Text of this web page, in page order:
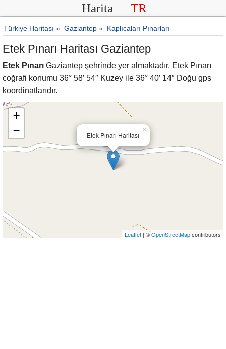
Harita TR
Türkiye Haritası » Gaziantep » Kaplıcaları Pınarları
Etek Pınarı Haritası Gaziantep
Etek Pınarı Gaziantep şehrinde yer almaktadır. Etek Pınarı
coğrafi konumu 36° 58′ 54″ Kuzey ile 36° 40′ 14″ Doğu gps
koordinatlarıdır.
Etek Pınarı Haritası
×
+
−
Leaflet | ©OpenStreetMapcontributors